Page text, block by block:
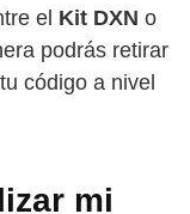
el Kit DXN o
podrás retirar
código a nivel
mi